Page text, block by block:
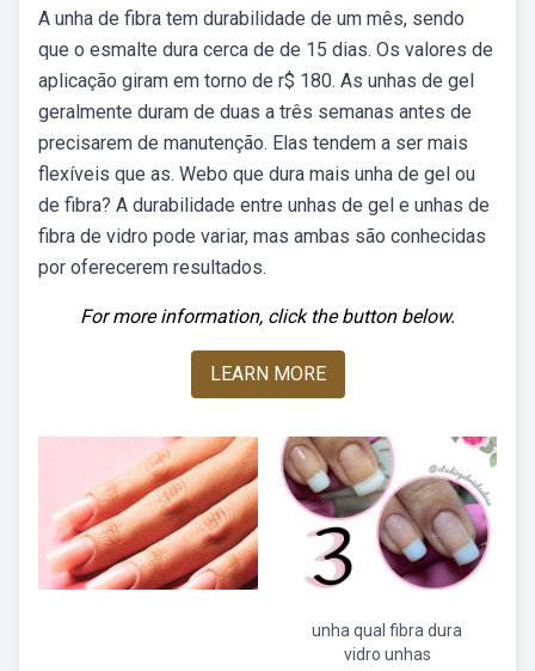
A unha de fibra tem durabilidade de um mês, sendo
que o esmalte dura cerca de de 15 dias. Os valores de
aplicação giram em torno de r$ 180. As unhas de gel
geralmente duram de duas a três semanas antes de
precisarem de manutenção. Elas tendem a ser mais
flexíveis que as. Webo que dura mais unha de gel ou
de fibra? A durabilidade entre unhas de gel e unhas de
fibra de vidro pode variar, mas ambas são conhecidas
por oferecerem resultados.
For more information, click the button below.
LEARN MORE
unha qual fibra dura
vidro unhas